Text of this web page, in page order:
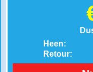
Heen:
Retour: